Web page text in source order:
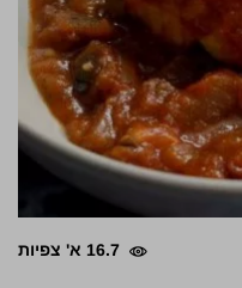
16.7 א' צפיות